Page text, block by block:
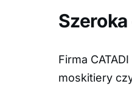
Firma
moskitiery